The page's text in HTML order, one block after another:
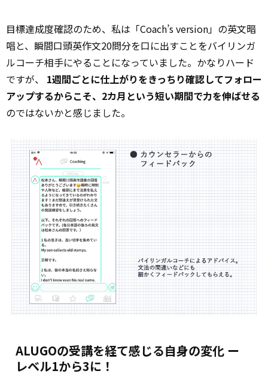
目標達成度確認のため、私は「Coach’s version」の英文暗
唱と、瞬間口頭英作文20問分を口に出すことをバイリンガ
ルコーチ相手にやることになっていました。かなりハード
ですが、 1週間ごとに仕上がりをきっちり確認してフォロー
アップするからこそ、2カ月という短い期間で力を伸ばせる
のではないかと感じました。
ALUGOの受講を経て感じる自身の変化 ー
レベル1から3に！